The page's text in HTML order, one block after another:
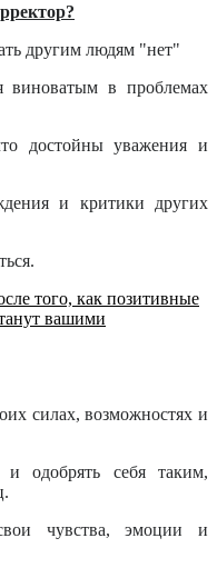
другим людям "нет"
виноватым в проблемах
достойны уважения и
и критики других
того, как позитивные
вашими
силах, возможностях и
одобрять себя таким,
чувства, эмоции и